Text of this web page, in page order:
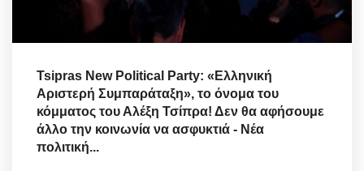
Tsipras New Political Party: «Ελληνική
Αριστερή Συμπαράταξη», το όνομα του
κόμματος του Αλέξη Τσίπρα! Δεν θα αφήσουμε
άλλο την κοινωνία να ασφυκτιά - Νέα
πολιτική...